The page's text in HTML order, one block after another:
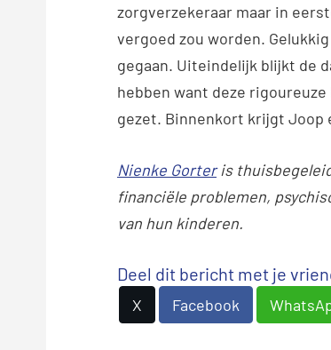
zorgverzekeraar maar in
vergoed zou worden.
gegaan. Uiteindelijk blijkt de
hebben want deze
gezet. Binnenkort krijgt Joop
Nienke Gorteris
financiële problemen,
van hun kinderen.
Deel dit bericht met je
X Facebook